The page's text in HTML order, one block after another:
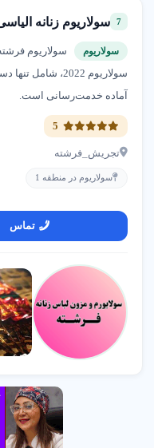
7 سولاریوم زنانه
سولاریوم
سولاریوم
آماده خدمت‌رسانی است.
تجریش_فرشته
سولاریوم در منطقه 1
تماس